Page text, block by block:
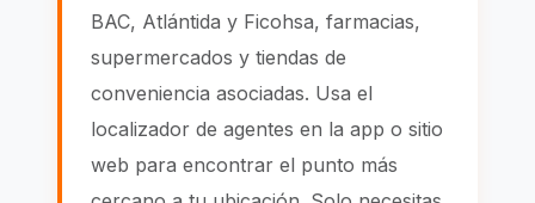
BAC, Atlántida y Ficohsa, farmacias,
supermercados y tiendas de
conveniencia asociadas. Usa el
localizador de agentes en la app o sitio
web para encontrar el punto más